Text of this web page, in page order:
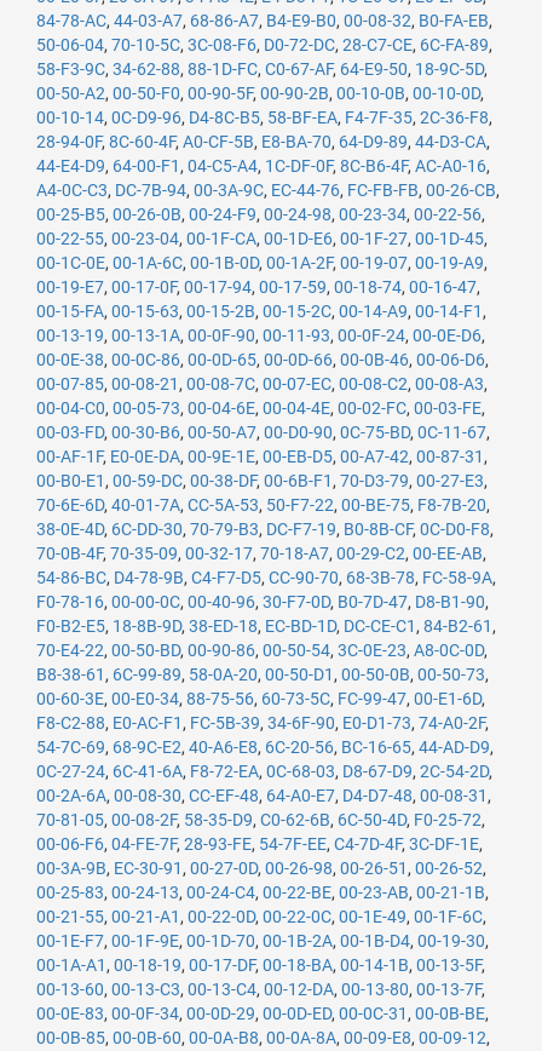
84-78-AC, 44-03-A7, 68-86-A7, B4-E9-B0, 00-08-32, B0-FA-EB,
50-06-04, 70-10-5C, 3C-08-F6, D0-72-DC, 28-C7-CE, 6C-FA-89,
58-F3-9C, 34-62-88, 88-1D-FC, C0-67-AF, 64-E9-50, 18-9C-5D,
00-50-A2, 00-50-F0, 00-90-5F, 00-90-2B, 00-10-0B, 00-10-0D,
00-10-14, 0C-D9-96, D4-8C-B5, 58-BF-EA, F4-7F-35, 2C-36-F8,
28-94-0F, 8C-60-4F, A0-CF-5B, E8-BA-70, 64-D9-89, 44-D3-CA,
44-E4-D9, 64-00-F1 , 04-C5-A4, 1C-DF-0F, 8C-B6-4F, AC-A0-16,
A4-0C-C3, DC-7B-94, 00-3A-9C, EC-44-76, FC-FB-FB, 00-26-CB,
00-25-B5, 00-26-0B, 00-24-F9, 00-24-98, 00-23-34, 00-22-56,
00-22-55, 00-23-04, 00-1F-CA, 00-1D-E6, 00-1F-27, 00-1D-45,
00-1C-0E, 00-1A-6C, 00-1B-0D, 00-1A-2F, 00-19-07, 00-19-A9,
00-19-E7, 00-17-0F, 00-17-94, 00-17-59, 00-18-74, 00-16-47,
00-15-FA, 00-15-63, 00-15-2B, 00-15-2C, 00-14-A9, 00-14-F1 ,
00-13-19, 00-13-1A, 00-0F-90, 00-11-93, 00-0F-24, 00-0E-D6,
00-0E-38, 00-0C-86, 00-0D-65, 00-0D-66, 00-0B-46, 00-06-D6,
00-07-85, 00-08-21 , 00-08-7C, 00-07-EC, 00-08-C2, 00-08-A3,
00-04-C0, 00-05-73, 00-04-6E, 00-04-4E, 00-02-FC, 00-03-FE,
00-03-FD, 00-30-B6, 00-50-A7, 00-D0-90, 0C-75-BD, 0C-11-67,
00-AF-1F, E0-0E-DA, 00-9E-1E, 00-EB-D5, 00-A7-42, 00-87-31 ,
00-B0-E1 , 00-59-DC, 00-38-DF, 00-6B-F1 , 70-D3-79, 00-27-E3,
70-6E-6D, 40-01-7A, CC-5A-53, 50-F7-22, 00-BE-75, F8-7B-20,
38-0E-4D, 6C-DD-30, 70-79-B3, DC-F7-19, B0-8B-CF, 0C-D0-F8,
70-0B-4F, 70-35-09, 00-32-17, 70-18-A7, 00-29-C2, 00-EE-AB,
54-86-BC, D4-78-9B, C4-F7-D5, CC-90-70, 68-3B-78, FC-58-9A,
F0-78-16, 00-00-0C, 00-40-96, 30-F7-0D, B0-7D-47, D8-B1-90,
F0-B2-E5, 18-8B-9D, 38-ED-18, EC-BD-1D, DC-CE-C1 , 84-B2-61 ,
70-E4-22, 00-50-BD, 00-90-86, 00-50-54, 3C-0E-23, A8-0C-0D,
B8-38-61 , 6C-99-89, 58-0A-20, 00-50-D1 , 00-50-0B, 00-50-73,
00-60-3E, 00-E0-34, 88-75-56, 60-73-5C, FC-99-47, 00-E1-6D,
F8-C2-88, E0-AC-F1 , FC-5B-39, 34-6F-90, E0-D1-73, 74-A0-2F,
54-7C-69, 68-9C-E2, 40-A6-E8, 6C-20-56, BC-16-65, 44-AD-D9,
0C-27-24, 6C-41-6A, F8-72-EA, 0C-68-03, D8-67-D9, 2C-54-2D,
00-2A-6A, 00-08-30, CC-EF-48, 64-A0-E7, D4-D7-48, 00-08-31 ,
70-81-05, 00-08-2F, 58-35-D9, C0-62-6B, 6C-50-4D, F0-25-72,
00-06-F6, 04-FE-7F, 28-93-FE, 54-7F-EE, C4-7D-4F, 3C-DF-1E,
00-3A-9B, EC-30-91 , 00-27-0D, 00-26-98, 00-26-51 , 00-26-52,
00-25-83, 00-24-13, 00-24-C4, 00-22-BE, 00-23-AB, 00-21-1B,
00-21-55, 00-21-A1 , 00-22-0D, 00-22-0C, 00-1E-49, 00-1F-6C,
00-1E-F7, 00-1F-9E, 00-1D-70, 00-1B-2A, 00-1B-D4, 00-19-30,
00-1A-A1 , 00-18-19, 00-17-DF, 00-18-BA, 00-14-1B, 00-13-5F,
00-13-60, 00-13-C3, 00-13-C4, 00-12-DA, 00-13-80, 00-13-7F,
00-0E-83, 00-0F-34, 00-0D-29, 00-0D-ED, 00-0C-31 , 00-0B-BE,
00-0B-85, 00-0B-60, 00-0A-B8, 00-0A-8A, 00-09-E8, 00-09-12,